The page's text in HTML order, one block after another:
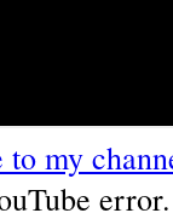
to my
error.